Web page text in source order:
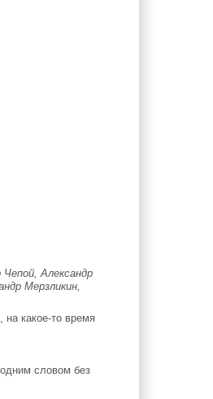
Александр
Мерзликин,
какое-то время
словом без